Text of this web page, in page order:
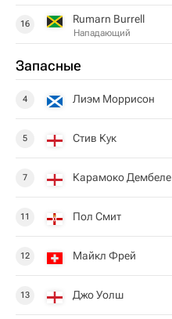
16 Rumarn Burrell
Нападающий
Запасные
4 Лиэм Моррисон
5 Стив Кук
7 Карамоко Дембеле
11 Пол Смит
12 Майкл Фрей
13 Джо Уолш